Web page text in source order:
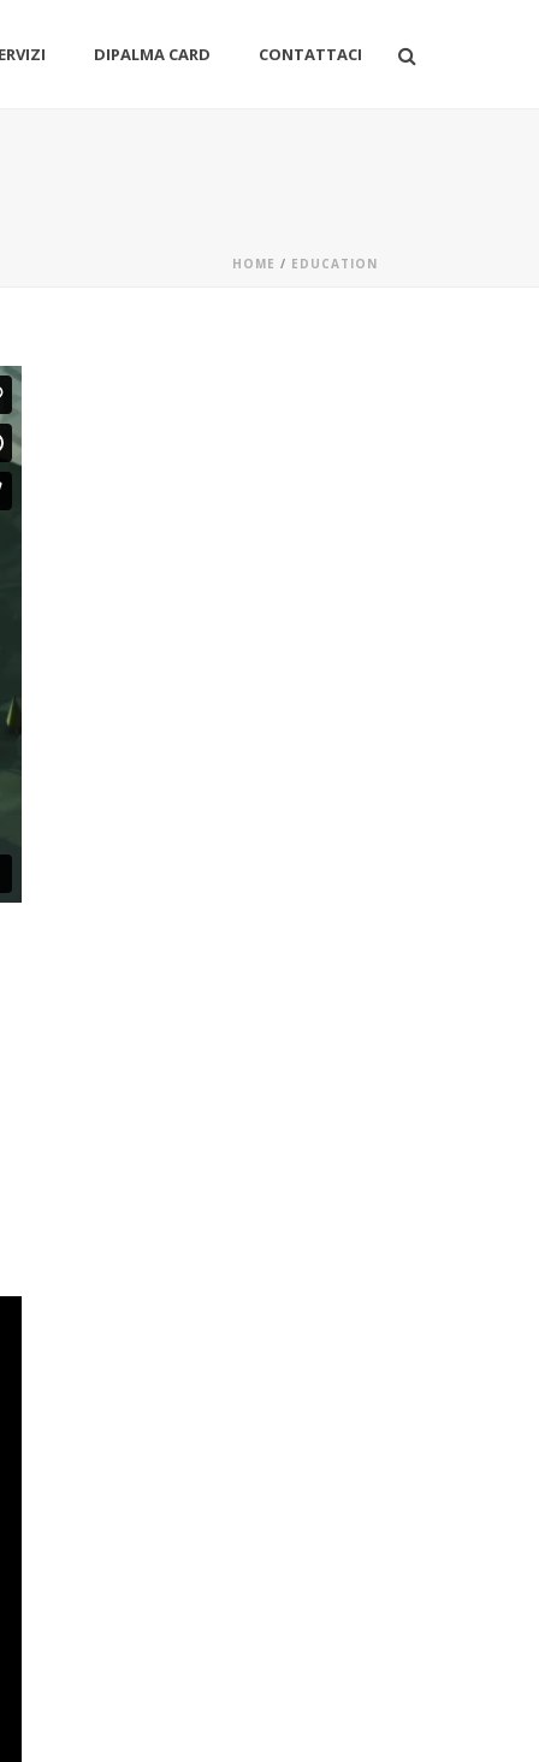
DIPALMA CARD CONTATTACI
HOME / EDUCATION